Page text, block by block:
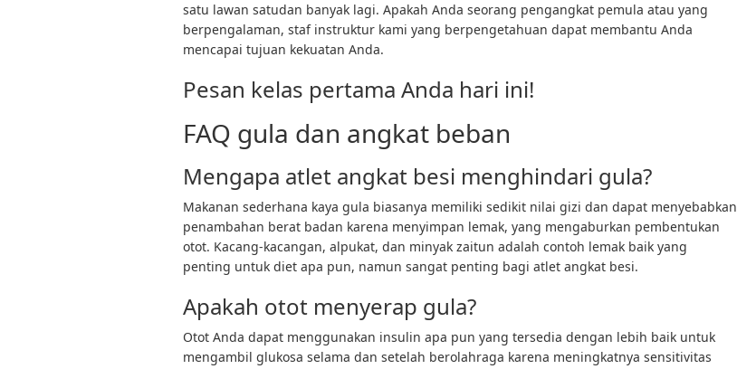
satu lawan satudan banyak lagi. Apakah Anda seorang pengangkat pemula atau yang
berpengalaman, staf instruktur kami yang berpengetahuan dapat membantu Anda
mencapai tujuan kekuatan Anda.
Pesan kelas pertama Anda hari ini!
FAQ gula dan angkat beban
Mengapa atlet angkat besi menghindari gula?
Makanan sederhana kaya gula biasanya memiliki sedikit nilai gizi dan dapat menyebabkan
penambahan berat badan karena menyimpan lemak, yang mengaburkan pembentukan
otot. Kacang-kacangan, alpukat, dan minyak zaitun adalah contoh lemak baik yang
penting untuk diet apa pun, namun sangat penting bagi atlet angkat besi.
Apakah otot menyerap gula?
Otot Anda dapat menggunakan insulin apa pun yang tersedia dengan lebih baik untuk
mengambil glukosa selama dan setelah berolahraga karena meningkatnya sensitivitas